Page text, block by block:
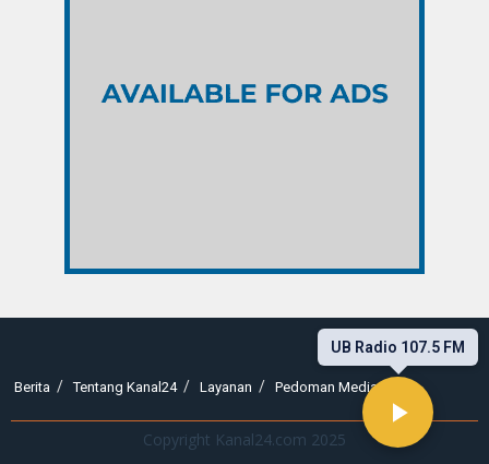
UB Radio 107.5 FM
Berita Tentang Kanal24 Layanan Pedoman Media Siber
Copyright Kanal24.com 2025